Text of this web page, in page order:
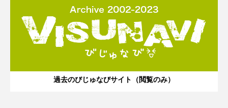
過去のびじゅなびサイト（閲覧のみ）